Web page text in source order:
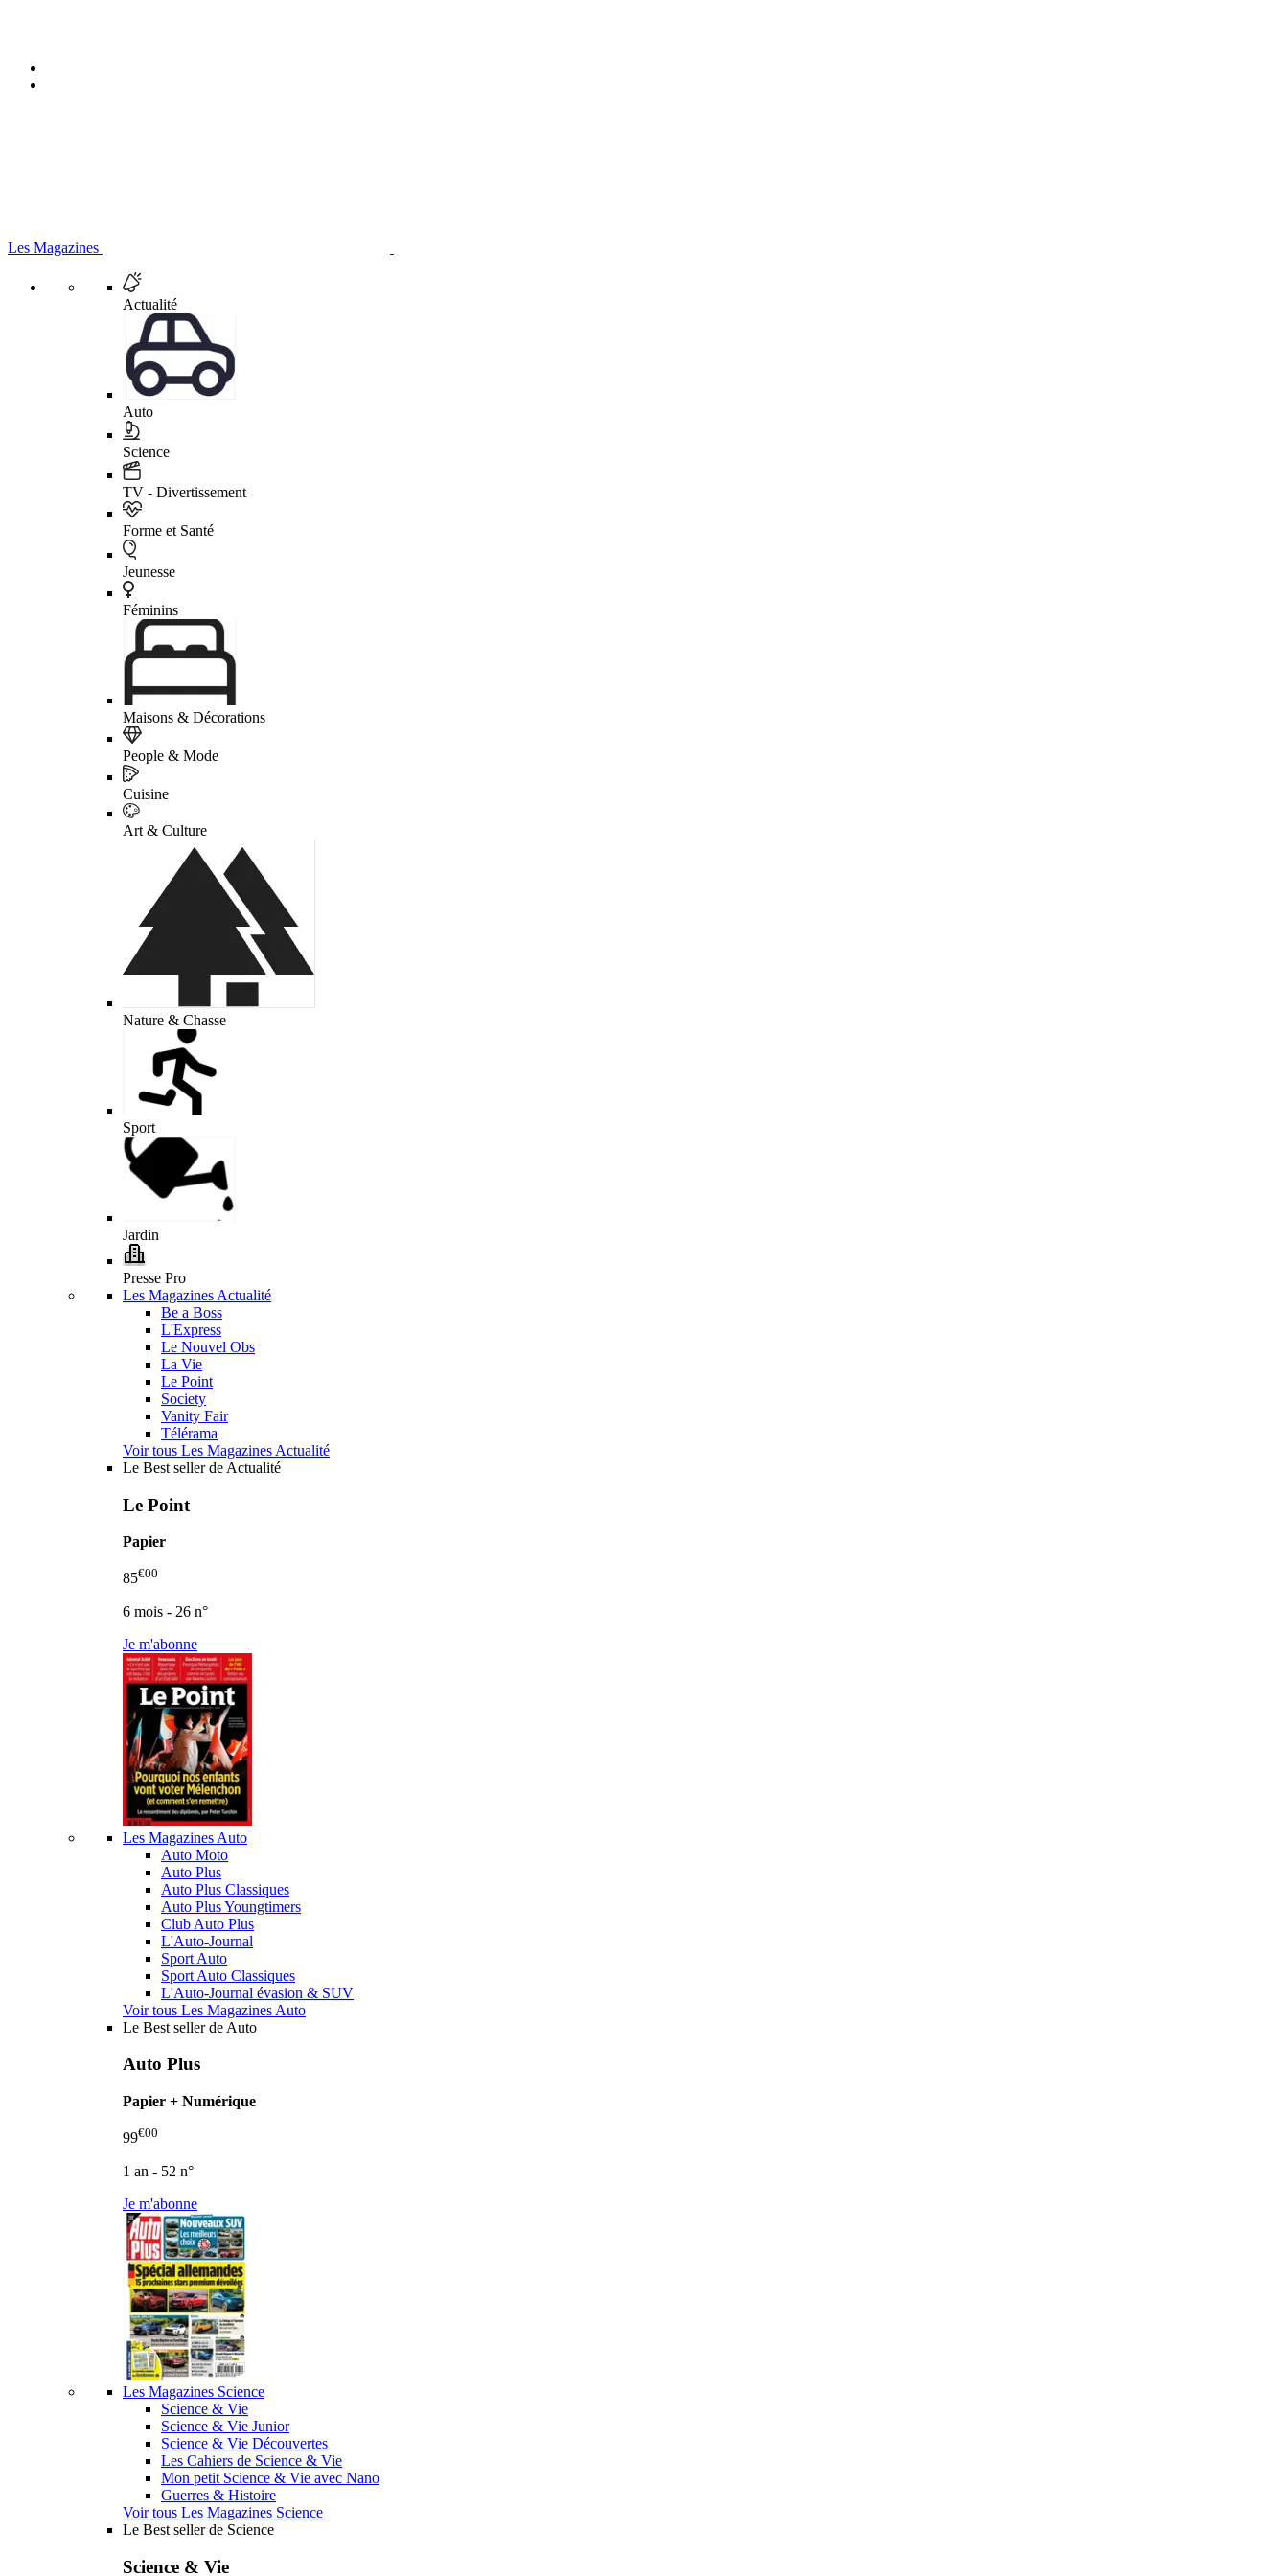
Les Magazines
Actualité
Auto
Science
TV - Divertissement
Forme et Santé
Jeunesse
Féminins
Maisons & Décorations
People & Mode
Cuisine
Art & Culture
Nature & Chasse
Sport
Jardin
Presse Pro
Les Magazines Actualité
Be a Boss
L'Express
Le Nouvel Obs
La Vie
Le Point
Society
Vanity Fair
Télérama
Voir tous Les Magazines Actualité
Le Best seller de Actualité
Le Point
Papier
85€00
6 mois - 26 n°
Je m'abonne
Les Magazines Auto
Auto Moto
Auto Plus
Auto Plus Classiques
Auto Plus Youngtimers
Club Auto Plus
L'Auto-Journal
Sport Auto
Sport Auto Classiques
L'Auto-Journal évasion & SUV
Voir tous Les Magazines Auto
Le Best seller de Auto
Auto Plus
Papier + Numérique
99€00
1 an - 52 n°
Je m'abonne
Les Magazines Science
Science & Vie
Science & Vie Junior
Science & Vie Découvertes
Les Cahiers de Science & Vie
Mon petit Science & Vie avec Nano
Guerres & Histoire
Voir tous Les Magazines Science
Le Best seller de Science
Science & Vie